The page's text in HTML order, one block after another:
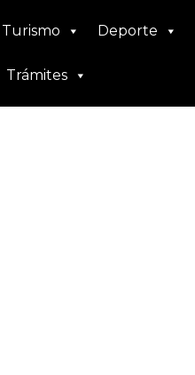
Turismo Deporte
Trámites